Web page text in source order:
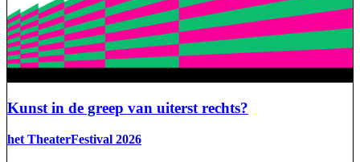
Kunst in de greep van uiterst rechts?
het TheaterFestival 2026